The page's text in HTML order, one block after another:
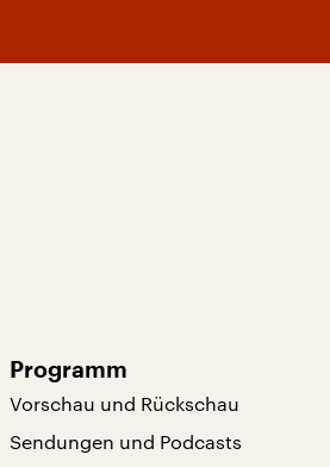
Programm
Vorschau und Rückschau
Sendungen und Podcasts